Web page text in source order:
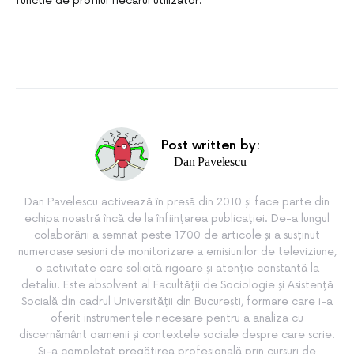
Post written by:
Dan Pavelescu
Dan Pavelescu activează în presă din 2010 și face parte din
echipa noastră încă de la înființarea publicației. De-a lungul
colaborării a semnat peste 1700 de articole și a susținut
numeroase sesiuni de monitorizare a emisiunilor de televiziune,
o activitate care solicită rigoare și atenție constantă la
detaliu. Este absolvent al Facultății de Sociologie și Asistență
Socială din cadrul Universității din București, formare care i-a
oferit instrumentele necesare pentru a analiza cu
discernământ oamenii și contextele sociale despre care scrie.